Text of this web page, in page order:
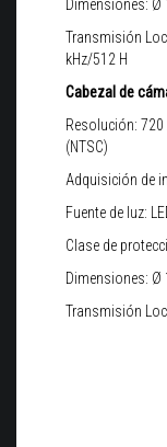
Dimensiones: Ø
Transmisión
kHz/512 H
Cabezal de
Resolución: 720
(NTSC)
Adquisición de
Fuente de luz:
Clase de
Dimensiones: Ø
Transmisión